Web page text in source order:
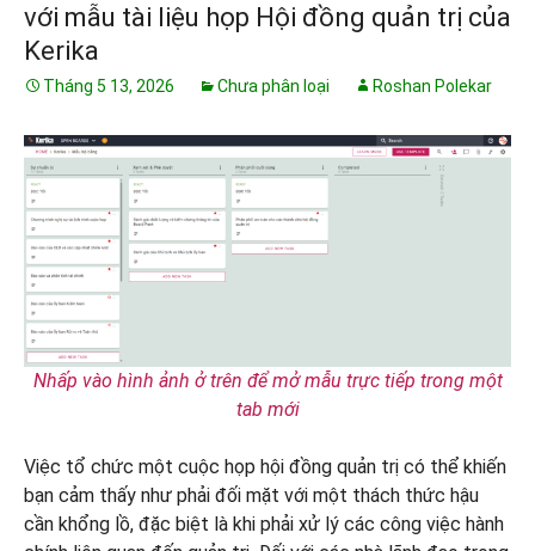
với mẫu tài liệu họp Hội đồng quản trị của
Kerika
Tháng 5 13, 2026 Chưa phân loại Roshan Polekar
Nhấp vào hình ảnh ở trên để mở mẫu trực tiếp trong một
tab mới
Việc tổ chức một cuộc họp hội đồng quản trị có thể khiến
bạn cảm thấy như phải đối mặt với một thách thức hậu
cần khổng lồ, đặc biệt là khi phải xử lý các công việc hành